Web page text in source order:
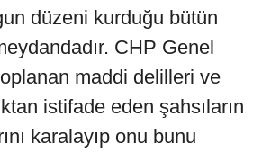
düzeni kurduğu bütün
CHP Genel
maddi delilleri ve
istifade eden şahsıların
karalayıp onu bunu